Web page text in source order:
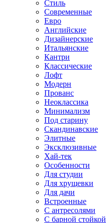
Стиль
Современные
Евро
Английские
Дизайнерские
Итальянские
Кантри
Классические
Лофт
Модерн
Прованс
Неоклассика
Минимализм
Под старину
Скандинавские
Элитные
Эксклюзивные
Хай-тек
Особенности
Для студии
Для хрущевки
Для дачи
Встроенные
С антресолями
С барной стойкой